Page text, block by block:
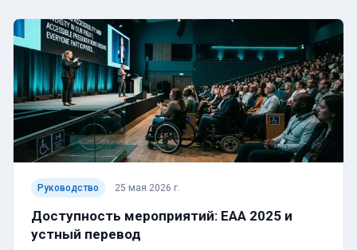
Руководство 25 мая 2026 г.
Доступность мероприятий: EAA 2025 и
устный перевод